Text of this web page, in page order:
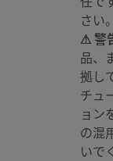
さい。
⚠ 警
品、
拠し
チュ
ョン
の混
いで